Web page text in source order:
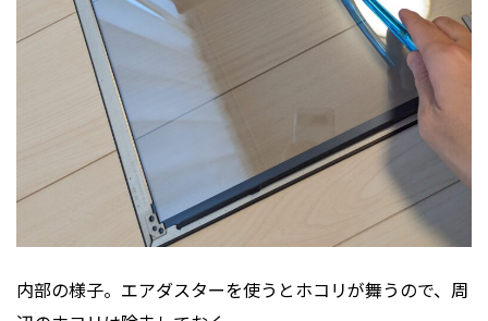
内部の様子。エアダスターを使うとホコリが舞うので、周